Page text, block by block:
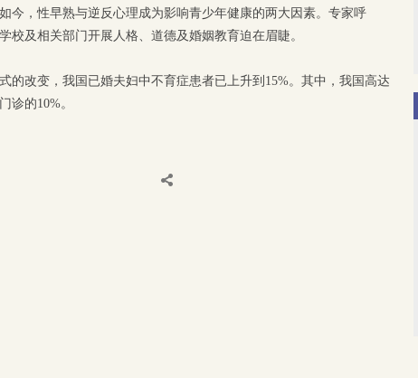
今，性早熟与逆反心理成为影响青少年健康的两大因素。专家呼
校及相关部门开展人格、道德及婚姻教育迫在眉睫。
的改变，我国已婚夫妇中不育症患者已上升到15%。其中，我国高达
诊的10%。